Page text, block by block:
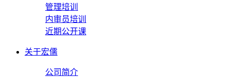
管理培训
内审员培训
近期公开课
关于宏儒
公司简介